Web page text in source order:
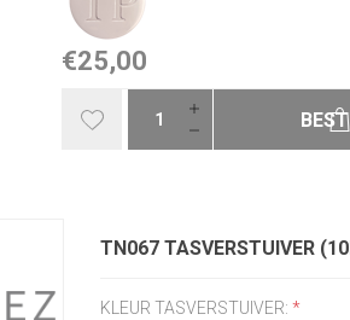
€25,00
TN067 TASVERSTUIVER
KLEUR TASVERSTUIVER:*